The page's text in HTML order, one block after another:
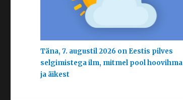
Täna, 7. augustil 2026 on Eestis pilves
selgimistega ilm, mitmel pool hoovihma
ja äikest